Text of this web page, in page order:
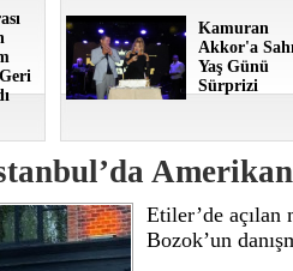
Kamuran
Akkor'a
Yaş Günü
Sürprizi
Etiler’de
Bozok’un